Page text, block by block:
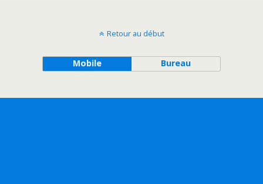
Retour au début
Mobile Bureau